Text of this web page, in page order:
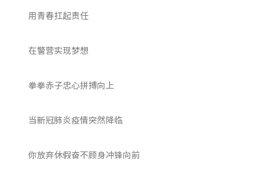
用青春扛起责任
在警营实现梦想
拳拳赤子忠心拼搏向上
当新冠肺炎疫情突然降临
你放弃休假奋不顾身冲锋向前